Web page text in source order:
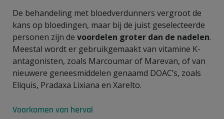
De behandeling met bloedverdunners vergroot de
kans op bloedingen, maar bij de juist geselecteerde
personen zijn de voordelen groter dan de nadelen.
Meestal wordt er gebruikgemaakt van vitamine K-
antagonisten, zoals Marcoumar of Marevan, of van
nieuwere geneesmiddelen genaamd DOAC’s, zoals
Eliquis, Pradaxa Lixiana en Xarelto.
Voorkomen van herval